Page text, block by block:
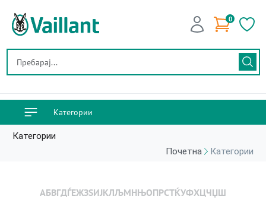
0
Категории
Категории
Почетна
Категории
АБВГДЃЕЖЗЅИЈКЛЉМНЊОПРСТЌУФХЦЧЏШ